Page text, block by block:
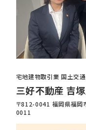
宅地建物取引業 国土交
三好不動産 吉
〒812-0041 福岡県福
0011